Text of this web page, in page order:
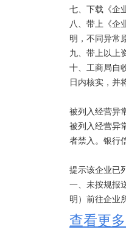
七、下载《企
八、带上《企
明，不同异常
九、带上以上
十、工商局自
日内核实，并
被列入经营异
被列入经营异
者禁入。银行
提示该企业已
一、未按规报
明）前往企业
移出决定，恢
二、企业依法
查看更